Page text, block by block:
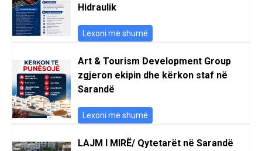
Hidraulik
Lexoni më shumë
Art & Tourism Development Group
zgjeron ekipin dhe kërkon staf në
Sarandë
Lexoni më shumë
LAJM I MIRË/ Qytetarët në Sarandë